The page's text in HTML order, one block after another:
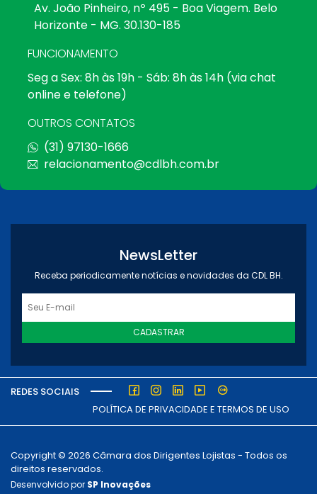
Av. João Pinheiro, nº 495 - Boa Viagem. Belo
Horizonte - MG. 30.130-185
FUNCIONAMENTO
Seg a Sex: 8h às 19h - Sáb: 8h às 14h (via chat
online e telefone)
OUTROS CONTATOS
(31) 97130-1666
relacionamento@cdlbh.com.br
NewsLetter
Receba periodicamente notícias e novidades da CDL BH.
CADASTRAR
REDES SOCIAIS
POLÍTICA DE PRIVACIDADE E TERMOS DE USO
Copyright © 2026 Câmara dos Dirigentes Lojistas - Todos os
direitos reservados.
Desenvolvido por SP Inovações